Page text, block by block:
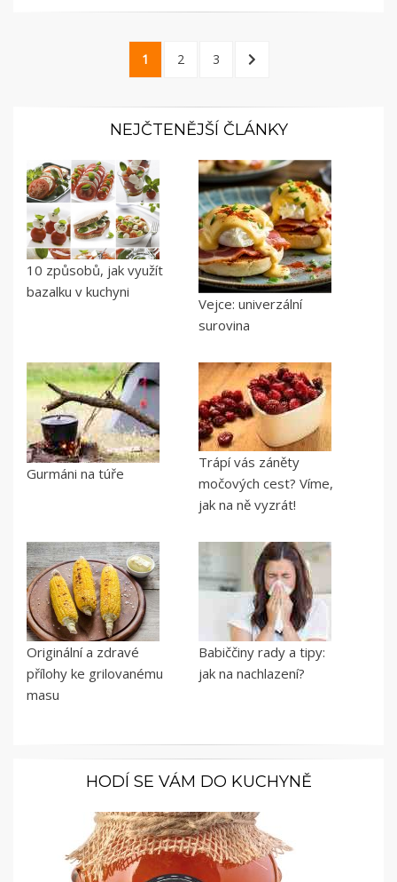
StránkováníPAGE
1 PAGE
2 PAGE
3
NEXT
NEJČTENĚJŠÍ ČLÁNKY
10 způsobů, jak využít
bazalku v kuchyni
Vejce: univerzální
surovina
Gurmáni na túře
Trápí vás záněty
močových cest? Víme,
jak na ně vyzrát!
Originální a zdravé
přílohy ke grilovanému
masu
Babiččiny rady a tipy:
jak na nachlazení?
HODÍ SE VÁM DO KUCHYNĚ